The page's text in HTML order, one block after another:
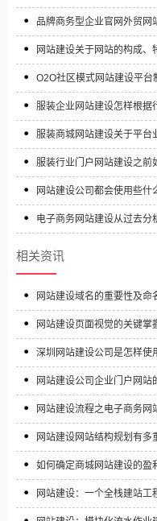
品牌商务型企业官网外贸网
网站建设关于网站的构成、
O2O社区模式网站建设平台
服装企业网站建设怎样根据
服装商城网站建设关于平台
服装行业门户网站建设之前
网站建设公司都会使用些什
电子商务网站建设从过去分
相关资讯
网站建设域名的重要性及命
网站建设页面视觉的关键掌
深圳网站建设公司是怎样使
网站建设公司企业门户网站
网站建设流程之电子商务网
网站建设网站结构规划有多
如何确定商城网站建设的盈
网站建设：一个全栈建站工